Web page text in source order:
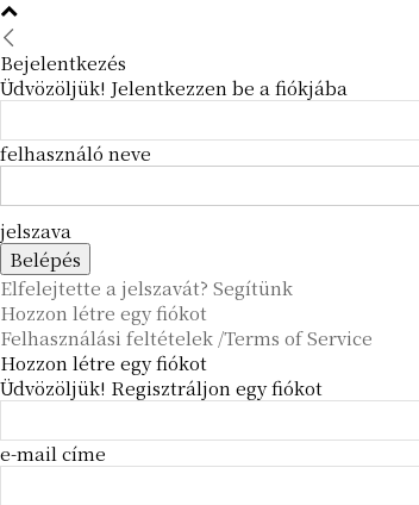
Bejelentkezés
Üdvözöljük! Jelentkezzen be a fiókjába
felhasználó neve
jelszava
Elfelejtette a jelszavát? Segítünk
Hozzon létre egy fiókot
Felhasználási feltételek /Terms of Service
Hozzon létre egy fiókot
Üdvözöljük! Regisztráljon egy fiókot
e-mail címe